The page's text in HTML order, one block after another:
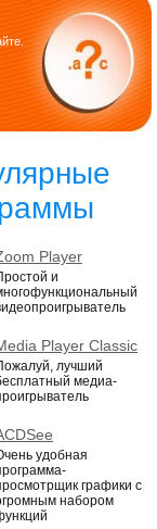
Player
и
Player Classic
лучший
медиа-
удобная
графики с
набором